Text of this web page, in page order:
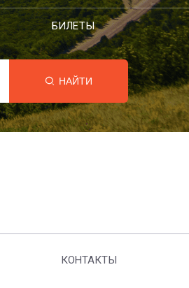
БИЛЕТЫ
НАЙТИ
КОНТАКТЫ